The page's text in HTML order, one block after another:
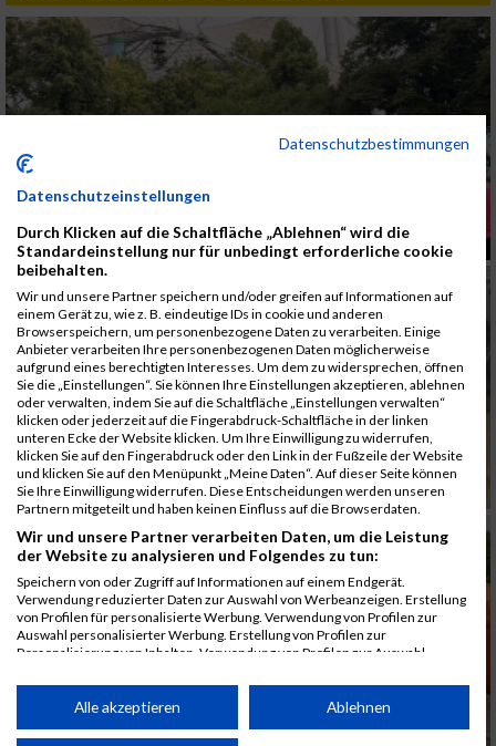
Datenschutzbestimmungen
Datenschutzeinstellungen
Durch Klicken auf die Schaltfläche „Ablehnen“ wird die
Standardeinstellung nur für unbedingt erforderliche cookie
beibehalten.
Wir und unsere Partner speichern und/oder greifen auf Informationen auf
einem Gerät zu, wie z. B. eindeutige IDs in cookie und anderen
Browserspeichern, um personenbezogene Daten zu verarbeiten. Einige
Anbieter verarbeiten Ihre personenbezogenen Daten möglicherweise
aufgrund eines berechtigten Interesses. Um dem zu widersprechen, öffnen
Sie die „Einstellungen“. Sie können Ihre Einstellungen akzeptieren, ablehnen
oder verwalten, indem Sie auf die Schaltfläche „Einstellungen verwalten“
klicken oder jederzeit auf die Fingerabdruck-Schaltfläche in der linken
unteren Ecke der Website klicken. Um Ihre Einwilligung zu widerrufen,
klicken Sie auf den Fingerabdruck oder den Link in der Fußzeile der Website
und klicken Sie auf den Menüpunkt „Meine Daten“. Auf dieser Seite können
Sie Ihre Einwilligung widerrufen. Diese Entscheidungen werden unseren
Partnern mitgeteilt und haben keinen Einfluss auf die Browserdaten.
Wir und unsere Partner verarbeiten Daten, um die Leistung
der Website zu analysieren und Folgendes zu tun:
Speichern von oder Zugriff auf Informationen auf einem Endgerät.
Verwendung reduzierter Daten zur Auswahl von Werbeanzeigen. Erstellung
von Profilen für personalisierte Werbung. Verwendung von Profilen zur
Auswahl personalisierter Werbung. Erstellung von Profilen zur
Personalisierung von Inhalten. Verwendung von Profilen zur Auswahl
Performance von Inhalten. Analyse von Zielgruppen durch Statistiken oder
Kombinationen von Daten aus verschiedenen Quellen. Entwicklung und
von Inhalten.
Alle akzeptieren Ablehnen